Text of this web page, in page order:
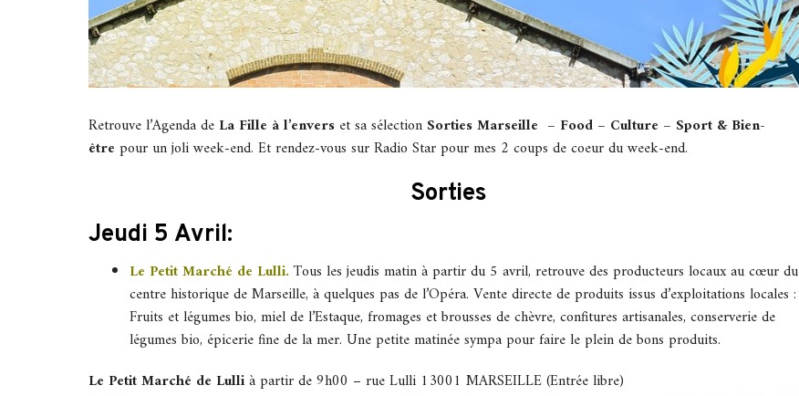
Retrouve l’Agenda de La Fille à l’envers et sa sélection Sorties Marseille – Food – Culture – Sport & Bien-
être pour un joli week-end. Et rendez-vous sur Radio Star pour mes 2 coups de coeur du week-end.
Sorties
Jeudi 5 Avril:
Le Petit Marché de Lulli.Tous les jeudis matin à partir du 5 avril, retrouve des producteurs locaux au cœur du
centre historique de Marseille, à quelques pas de l’Opéra. Vente directe de produits issus d’exploitations locales :
Fruits et légumes bio, miel de l’Estaque, fromages et brousses de chèvre, confitures artisanales, conserverie de
légumes bio, épicerie fine de la mer. Une petite matinée sympa pour faire le plein de bons produits.
Le Petit Marché de Lullià partir de 9h00 – rue Lulli 13001 MARSEILLE (Entrée libre)